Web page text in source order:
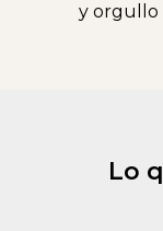
y orgullo
Lo